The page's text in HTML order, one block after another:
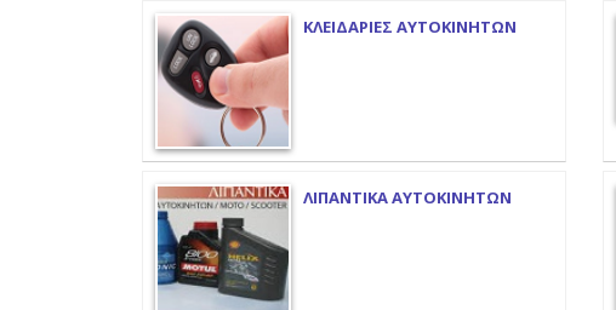
ΚΛΕΙΔΑΡΙΕΣ ΑΥΤΟΚΙΝΗΤΩΝ
ΛΙΠΑΝΤΙΚΑ ΑΥΤΟΚΙΝΗΤΩΝ